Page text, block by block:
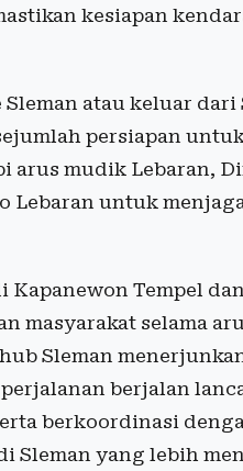
kesiapan
atau keluar dari
persiapan
arus mudik Lebaran,
Lebaran untuk
Tempel
masyarakat selama
Sleman
berjalan
berkoordinasi
Sleman yang lebih